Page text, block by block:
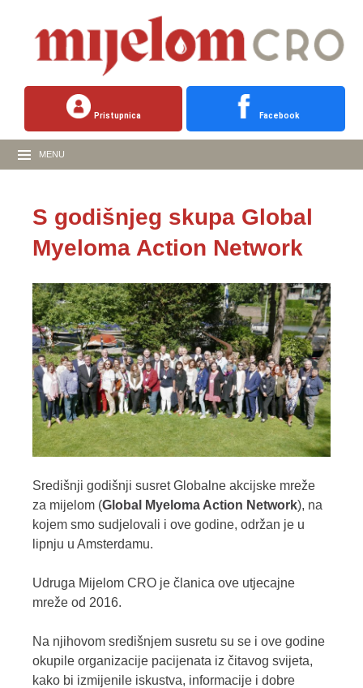
Pristupnica Facebook
MENU
S godišnjeg skupa Global
Myeloma Action Network
Središnji godišnji susret Globalne akcijske mreže
za mijelom (Global Myeloma Action Network), na
kojem smo sudjelovali i ove godine, održan je u
lipnju u Amsterdamu.
Udruga Mijelom CRO je članica ove utjecajne
mreže od 2016.
Na njihovom središnjem susretu su se i ove godine
okupile organizacije pacijenata iz čitavog svijeta,
kako bi izmijenile iskustva, informacije i dobre